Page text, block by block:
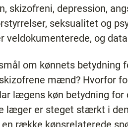
skizofreni, depression,
seksualitet og
veldokumenterede, og
om kønnets betydning
mænd? Hvorfor
lægens køn betydning
læger er steget stærkt i
række kønsrelaterede